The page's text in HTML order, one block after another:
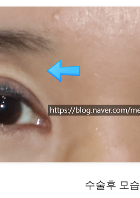
수술후 모습